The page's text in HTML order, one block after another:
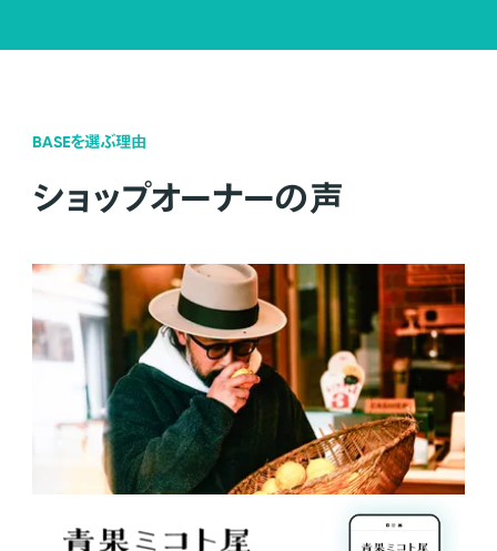
BASEを選ぶ理由
ショップオーナーの声